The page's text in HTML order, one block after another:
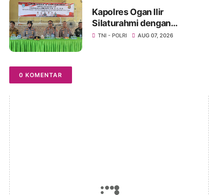
Kapolres Ogan Ilir
Silaturahmi dengan
Masyarakat Indralaya Utara,
TNI - POLRI AUG 07, 2026
0 KOMENTAR